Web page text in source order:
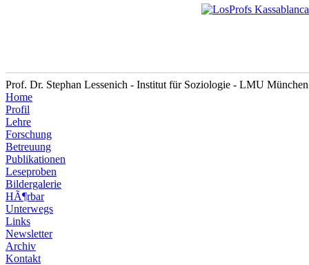
Prof. Dr. Stephan Lessenich - Institut für Soziologie - LMU
Home
Profil
Lehre
Forschung
Betreuung
Publikationen
Leseproben
Bildergalerie
HÃ¶rbar
Unterwegs
Links
Newsletter
Archiv
Kontakt